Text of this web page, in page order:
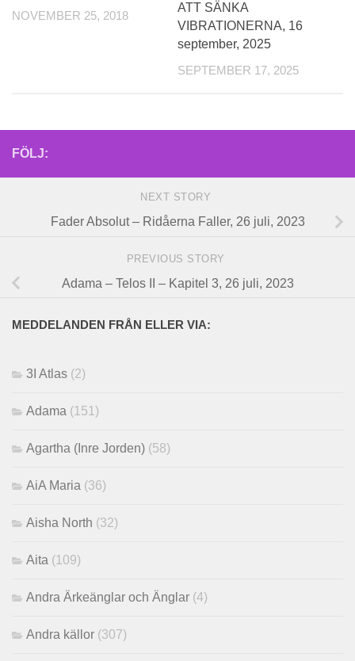
NOVEMBER 25, 2018
ATT SÄNKA
VIBRATIONERNA, 16
september, 2025
SEPTEMBER 17, 2025
FÖLJ:
NEXT STORY
Fader Absolut – Ridåerna Faller, 26 juli, 2023
PREVIOUS STORY
Adama – Telos II – Kapitel 3, 26 juli, 2023
MEDDELANDEN FRÅN ELLER VIA:
3I Atlas (2)
Adama (151)
Agartha (Inre Jorden) (58)
AiA Maria (36)
Aisha North (32)
Aita (109)
Andra Ärkeänglar och Änglar (4)
Andra källor (307)